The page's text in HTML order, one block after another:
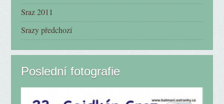
Sraz 2011
Srazy předchozí
Poslední fotografie